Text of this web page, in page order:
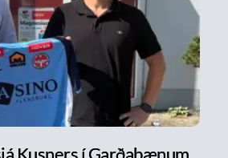
Kusners í Garðabænum